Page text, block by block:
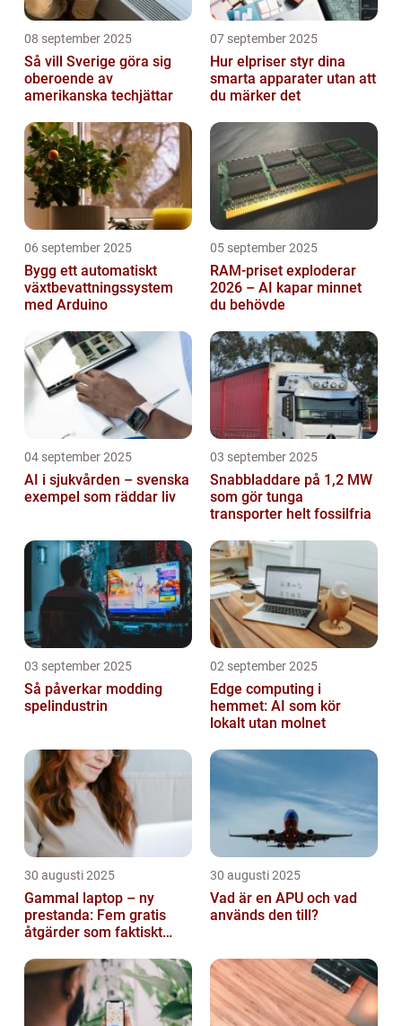
08 september 2025
Så vill Sverige göra sig
oberoende av
amerikanska techjättar
07 september 2025
Hur elpriser styr dina
smarta apparater utan att
du märker det
06 september 2025
Bygg ett automatiskt
växtbevattningssystem
med Arduino
05 september 2025
RAM-priset exploderar
2026 – AI kapar minnet
du behövde
04 september 2025
AI i sjukvården – svenska
exempel som räddar liv
03 september 2025
Snabbladdare på 1,2 MW
som gör tunga
transporter helt fossilfria
03 september 2025
Så påverkar modding
spelindustrin
02 september 2025
Edge computing i
hemmet: AI som kör
lokalt utan molnet
30 augusti 2025
Gammal laptop – ny
prestanda: Fem gratis
åtgärder som faktiskt
30 augusti 2025
Vad är en APU och vad
används den till?